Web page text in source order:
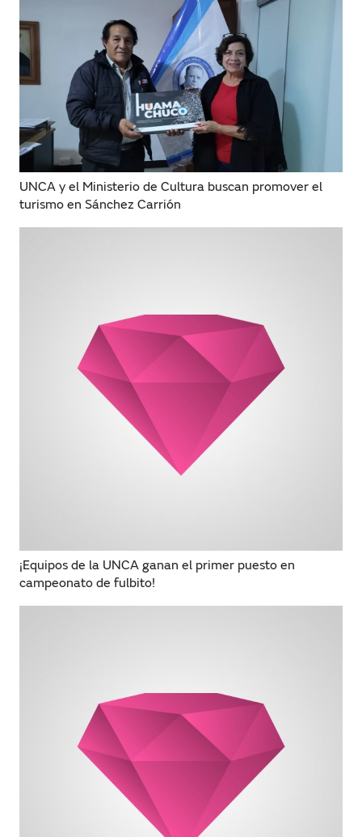
UNCA y el Ministerio de Cultura buscan promover el
turismo en Sánchez Carrión
¡Equipos de la UNCA ganan el primer puesto en
campeonato de fulbito!